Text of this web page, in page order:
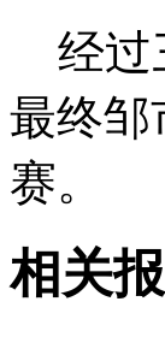
经过
最终邹
赛。
相关